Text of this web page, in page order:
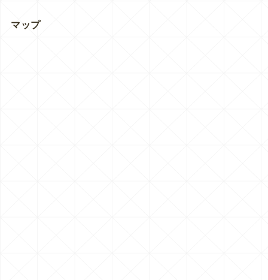
マップ